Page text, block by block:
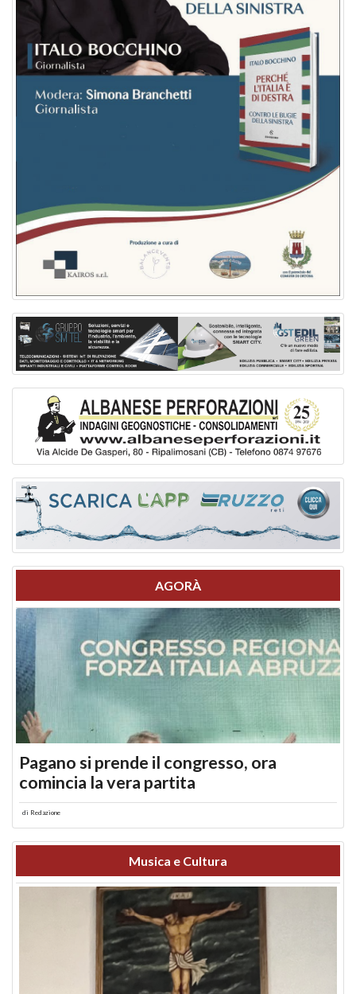
AGORÀ
Pagano si prende il congresso, ora
comincia la vera partita
di Redazione
Musica e Cultura